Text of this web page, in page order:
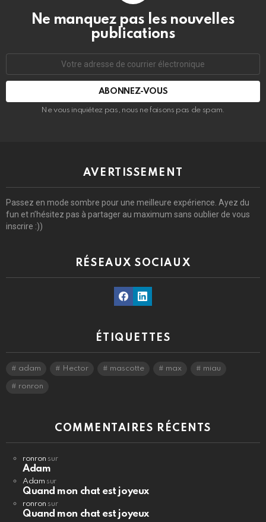
Ne manquez pas les nouvelles
publications
courrier
Ne vous inquiétez pas, nous ne faisons pas de spam.
AVERTISSEMENT
Passez en mode sombre pour une meilleure expérience. Ayez du
fun et n’hésitez pas à partager au maximum sans oublier de vous
inscrire :))
RÉSEAUX SOCIAUX
FacebookLinkedin
ÉTIQUETTES
adam Hector mascotte max miau
ronron
COMMENTAIRES RÉCENTS
ronron sur
Adam
Adam sur
Quand mon chat est joyeux
ronron sur
Quand mon chat est joyeux